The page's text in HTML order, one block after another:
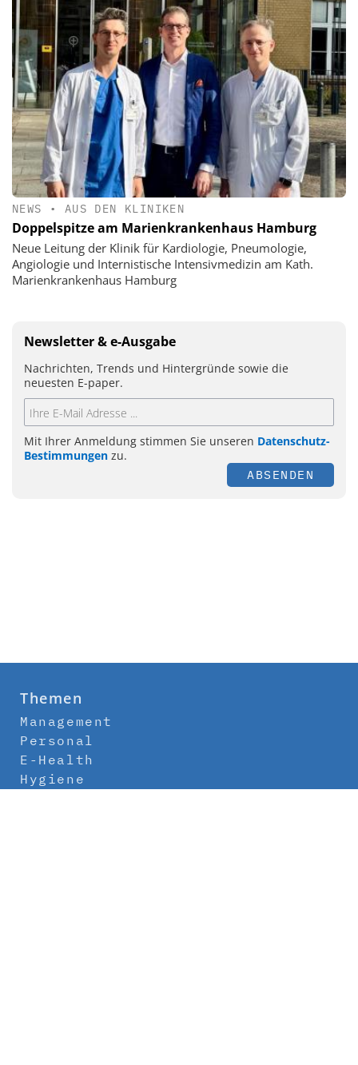
NEWS • AUS DEN KLINIKEN
Doppelspitze am Marienkrankenhaus Hamburg
Neue Leitung der Klinik für Kardiologie, Pneumologie,
Angiologie und Internistische Intensivmedizin am Kath.
Marienkrankenhaus Hamburg
Newsletter & e-Ausgabe
Nachrichten, Trends und Hintergründe sowie die
neuesten E-paper.
Mit Ihrer Anmeldung stimmen Sie unseren Datenschutz-
Bestimmungen zu.
ABSENDEN
Themen
Management
Personal
E-Health
Hygiene